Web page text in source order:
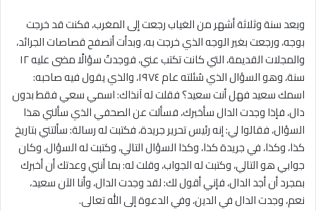
وبعد سنة وثلاثة أشهر من الغياب رجعت إلى المغرب، فكنت قد خرجت
بوجه، ورجعت بغير الوجه الذي خرجت به، وبدأت أتصفح قصاصات الجرائد،
والمجلات القديمة، التي كانت تكتب عني، فوجدتُ سؤالًا مضى عليه ١٢
سنة، وهو السؤال الذي سُئلته عام ١٩٧٤، والذي يقول فيه صاحبه:
اسمك سعيد فهل أنت سعيد؟ فقلت له آنذاك: اسمي سعي فقط بدون
دال، فإذا وجدت الدال سأخبرك، فسألت عن الصحفي الذي سألني هذا
السؤال، فقالوا لي: إنه رئيس تحرير جريدة، فكتبت له رسالة: سألتني بتاريخ
كذا، وكذا، في جريدة كذا، وكذا السؤال التالي، وكتبت له السؤال، وكان
جوابي هو التالي، وكتبت له الجواب، وقلت له: بما أنني وعدتك أن أخبرك
بمجرد أن أجد الدال، فإني أقول لك: لقد وجدت الدال، وأنا الآن سعيد،
نعم، وجدت الدال في الدين، وفي الدعوة إلى الله تعالى.